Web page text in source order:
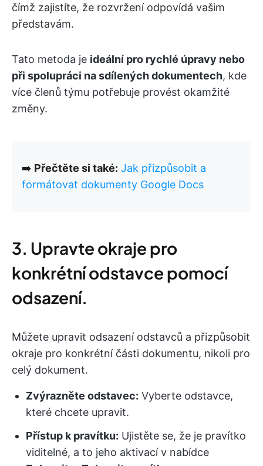
čímž zajistíte, že rozvržení odpovídá vašim
představám.
Tato metoda je ideální pro rychlé úpravy nebo
při spolupráci na sdílených dokumentech, kde
více členů týmu potřebuje provést okamžité
změny.
➡️ Přečtěte si také: Jak přizpůsobit a
formátovat dokumenty Google Docs
3. Upravte okraje pro
konkrétní odstavce pomocí
odsazení.
Můžete upravit odsazení odstavců a přizpůsobit
okraje pro konkrétní části dokumentu, nikoli pro
celý dokument.
Zvýrazněte odstavec: Vyberte odstavce,
které chcete upravit.
Přístup k pravítku: Ujistěte se, že je pravítko
viditelné, a to jeho aktivací v nabídce